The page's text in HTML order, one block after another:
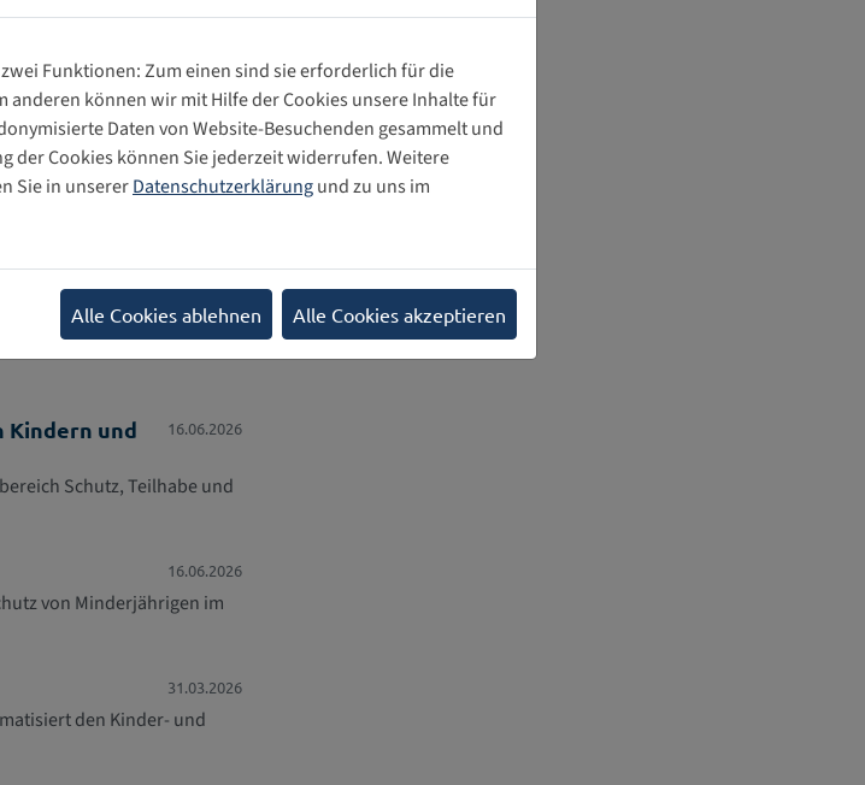
angehen 16.06.2026
wir die Sicherheit von
Kindern und
16.06.2026
Schutz, Teilhabe und
16.06.2026
von Minderjährigen im
31.03.2026
den Kinder- und
Funktionen: Zum einen sind sie erforderlich für die
können wir mit Hilfe der Cookies unsere Inhalte für
Daten von Website-Besuchenden gesammelt und
der Cookies können Sie jederzeit widerrufen. Weitere
Sie in unsererDatenschutzerklärungund zu uns im
Alle Cookies ablehnen Alle Cookies akzeptieren